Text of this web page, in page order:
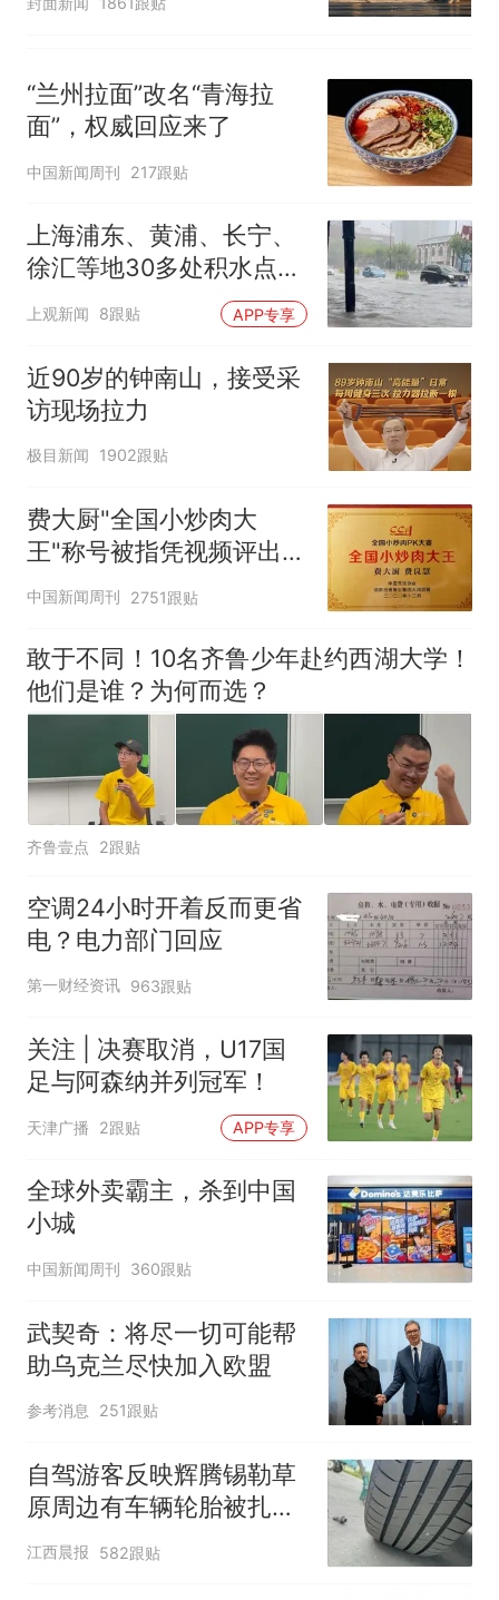
“兰州拉面”改名“青海拉
面”，权威回应来了
中国新闻周刊 217跟贴
上海浦东、黄浦、长宁、
徐汇等地30多处积水点正
在抢排
上观新闻 8跟贴 APP专享
近90岁的钟南山，接受采
访现场拉力
极目新闻 1902跟贴
费大厨"全国小炒肉大
王"称号被指凭视频评出
官方回应
中国新闻周刊 2751跟贴
敢于不同！10名齐鲁少年赴约西湖大学！
他们是谁？为何而选？
齐鲁壹点 2跟贴
空调24小时开着反而更省
电？电力部门回应
第一财经资讯 963跟贴
关注 | 决赛取消，U17国
足与阿森纳并列冠军！
天津广播 2跟贴 APP专享
全球外卖霸主，杀到中国
小城
中国新闻周刊 360跟贴
武契奇：将尽一切可能帮
助乌克兰尽快加入欧盟
参考消息 251跟贴
自驾游客反映辉腾锡勒草
原周边有车辆轮胎被扎，
修理店铺换胎价格高达千
元，官方发布情况通报
江西晨报 582跟贴